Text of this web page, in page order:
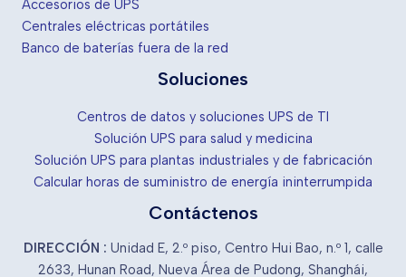
Accesorios de UPS
Centrales eléctricas portátiles
Banco de baterías fuera de la red
Soluciones
Centros de datos y soluciones UPS de TI
Solución UPS para salud y medicina
Solución UPS para plantas industriales y de fabricación
Calcular horas de suministro de energía ininterrumpida
Contáctenos
DIRECCIÓN : Unidad E, 2.º piso, Centro Hui Bao, n.º 1, calle
2633, Hunan Road, Nueva Área de Pudong, Shanghái,